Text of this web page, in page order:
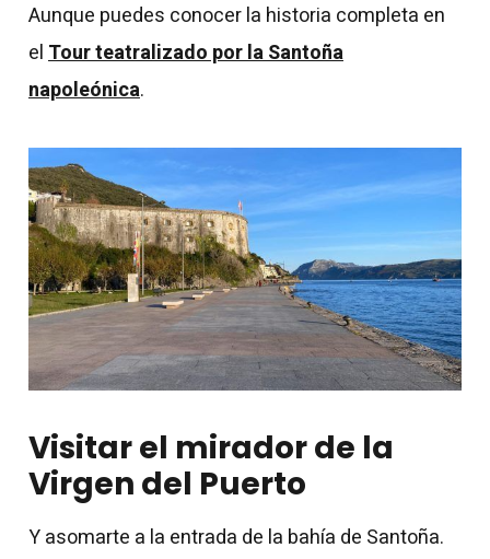
Aunque puedes conocer la historia completa en
elTour teatralizado por la Santoña
napoleónica.
Visitarel mirador de la
Virgen del Puerto
Y asomarte a la entrada de la bahía de Santoña.